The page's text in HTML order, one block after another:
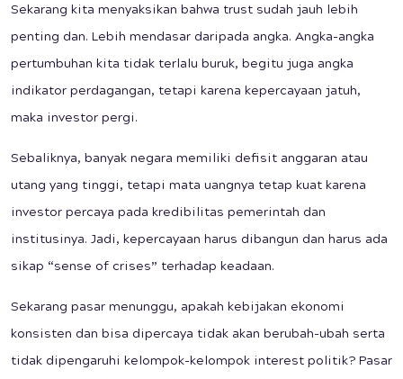
Sekarang kita menyaksikan bahwa trust sudah jauh lebih
penting dan. Lebih mendasar daripada angka. Angka-angka
pertumbuhan kita tidak terlalu buruk, begitu juga angka
indikator perdagangan, tetapi karena kepercayaan jatuh,
maka investor pergi.
Sebaliknya, banyak negara memiliki defisit anggaran atau
utang yang tinggi, tetapi mata uangnya tetap kuat karena
investor percaya pada kredibilitas pemerintah dan
institusinya. Jadi, kepercayaan harus dibangun dan harus ada
sikap “sense of crises” terhadap keadaan.
Sekarang pasar menunggu, apakah kebijakan ekonomi
konsisten dan bisa dipercaya tidak akan berubah-ubah serta
tidak dipengaruhi kelompok-kelompok interest politik? Pasar